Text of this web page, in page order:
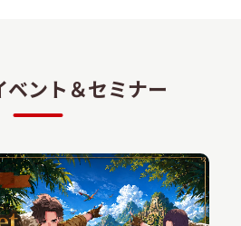
ベント＆セミナー